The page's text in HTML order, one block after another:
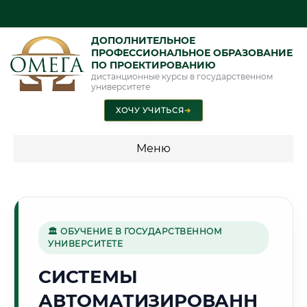
ДОПОЛНИТЕЛЬНОЕ
ПРОФЕССИОНАЛЬНОЕ ОБРАЗОВАНИЕ
ПО ПРОЕКТИРОВАНИЮ
дистанционные курсы в государственном
университете
ХОЧУ УЧИТЬСЯ➜
Меню
Г. СТЕРЛИТАМАК
🏛 ОБУЧЕНИЕ В ГОСУДАРСТВЕННОМ
УНИВЕРСИТЕТЕ
СИСТЕМЫ
АВТОМАТИЗИРОВАНН